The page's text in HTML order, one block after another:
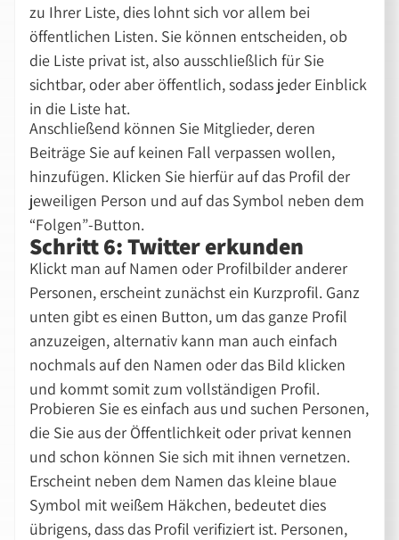
zu Ihrer Liste, dies lohnt sich vor allem bei
öffentlichen Listen. Sie können entscheiden, ob
die Liste privat ist, also ausschließlich für Sie
sichtbar, oder aber öffentlich, sodass jeder Einblick
in die Liste hat.
Anschließend können Sie Mitglieder, deren
Beiträge Sie auf keinen Fall verpassen wollen,
hinzufügen. Klicken Sie hierfür auf das Profil der
jeweiligen Person und auf das Symbol neben dem
“Folgen”-Button.
Schritt 6: Twitter erkunden
Klickt man auf Namen oder Profilbilder anderer
Personen, erscheint zunächst ein Kurzprofil. Ganz
unten gibt es einen Button, um das ganze Profil
anzuzeigen, alternativ kann man auch einfach
nochmals auf den Namen oder das Bild klicken
und kommt somit zum vollständigen Profil.
Probieren Sie es einfach aus und suchen Personen,
die Sie aus der Öffentlichkeit oder privat kennen
und schon können Sie sich mit ihnen vernetzen.
Erscheint neben dem Namen das kleine blaue
Symbol mit weißem Häkchen, bedeutet dies
übrigens, dass das Profil verifiziert ist. Personen,